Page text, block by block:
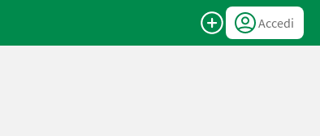
Accedi